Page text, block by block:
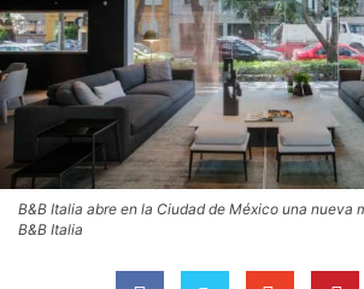
B&B Italia abre en la Ciudad de México una nueva
B&B Italia